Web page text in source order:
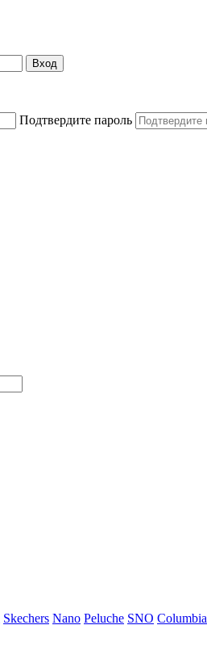
Вход
Подтвердите пароль
Skechers Nano Peluche SNO Columbia